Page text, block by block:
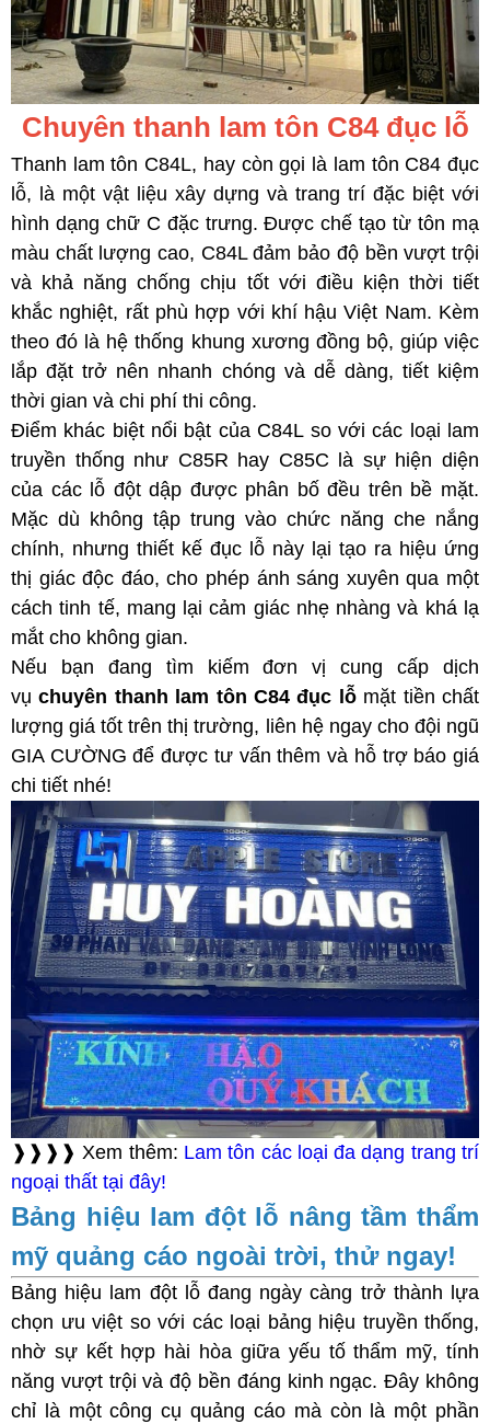
Chuyên thanh lam tôn C84 đục lỗ
Thanh lam tôn C84L, hay còn gọi là lam tôn C84 đục
lỗ, là một vật liệu xây dựng và trang trí đặc biệt với
hình dạng chữ C đặc trưng. Được chế tạo từ tôn mạ
màu chất lượng cao, C84L đảm bảo độ bền vượt trội
và khả năng chống chịu tốt với điều kiện thời tiết
khắc nghiệt, rất phù hợp với khí hậu Việt Nam. Kèm
theo đó là hệ thống khung xương đồng bộ, giúp việc
lắp đặt trở nên nhanh chóng và dễ dàng, tiết kiệm
thời gian và chi phí thi công.
Điểm khác biệt nổi bật của C84L so với các loại lam
truyền thống như C85R hay C85C là sự hiện diện
của các lỗ đột dập được phân bố đều trên bề mặt.
Mặc dù không tập trung vào chức năng che nắng
chính, nhưng thiết kế đục lỗ này lại tạo ra hiệu ứng
thị giác độc đáo, cho phép ánh sáng xuyên qua một
cách tinh tế, mang lại cảm giác nhẹ nhàng và khá lạ
mắt cho không gian.
Nếu bạn đang tìm kiếm đơn vị cung cấp dịch
vụchuyên thanh lam tôn C84 đục lỗmặt tiền chất
lượng giá tốt trên thị trường, liên hệ ngay cho đội ngũ
GIA CƯỜNG để được tư vấn thêm và hỗ trợ báo giá
chi tiết nhé!
❱❱❱❱ Xem thêm: Lam tôn các loại đa dạng trang trí
ngoại thất tại đây!
Bảng hiệu lam đột lỗ nâng tầm thẩm
mỹ quảng cáo ngoài trời, thử ngay!
Bảng hiệu lam đột lỗ đang ngày càng trở thành lựa
chọn ưu việt so với các loại bảng hiệu truyền thống,
nhờ sự kết hợp hài hòa giữa yếu tố thẩm mỹ, tính
năng vượt trội và độ bền đáng kinh ngạc. Đây không
chỉ là một công cụ quảng cáo mà còn là một phần